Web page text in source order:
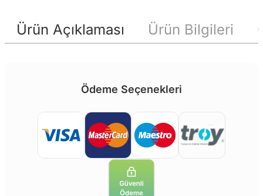
Ürün Açıklaması Ürün Bilgileri
Ödeme Seçenekleri